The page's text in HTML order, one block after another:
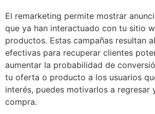
El remarketing permite mostrar
que ya han interactuado con tu sitio
productos. Estas campañas resultan
efectivas para recuperar clientes
aumentar la probabilidad de
tu oferta o producto a los usuarios
interés, puedes motivarlos a regresar
compra.